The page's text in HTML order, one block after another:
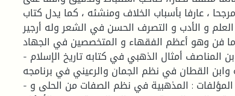
، عارفا بأسباب الخلاف ومنشئه ، كما يدل كتاب
العلم و الأدب و التصرف الحسن في الشعر وله أرجير
فن وهو أعظم الفقهاء و المتخصصين في الجهاد.
- أثنى العلماء كثيرين على ابن المناصف أمثال الذهبي في كتابه تاريخ الإسلام
وابن القطان في نظم الجمان والرعيني في برنامجه.
- ترك ابن المناصف الكثير من المؤلفات : المذهبية في نظم الصفات من الحلى و